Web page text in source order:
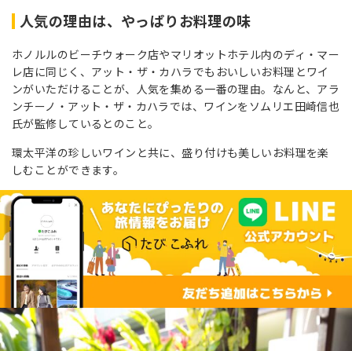
人気の理由は、やっぱりお料理の味
ホノルルのビーチウォーク店やマリオットホテル内のディ・マー
レ店に同じく、アット・ザ・カハラでもおいしいお料理とワイ
ンがいただけることが、人気を集める一番の理由。なんと、アラ
ンチーノ・アット・ザ・カハラでは、ワインをソムリエ田崎信也
氏が監修しているとのこと。
環太平洋の珍しいワインと共に、盛り付けも美しいお料理を楽
しむことができます。